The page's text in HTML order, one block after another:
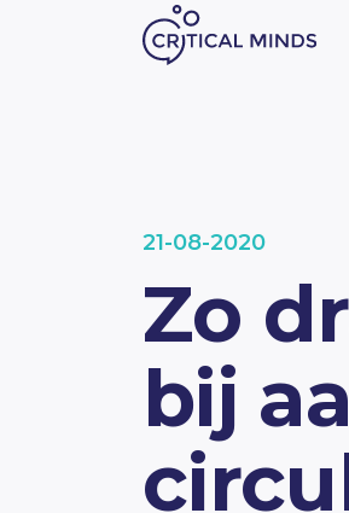
21-08-2020
Zo
bij